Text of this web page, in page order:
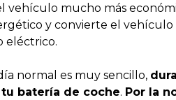
vehículo mucho más
y convierte el
eléctrico.
normal es muy sencillo,
batería de coche. Por la